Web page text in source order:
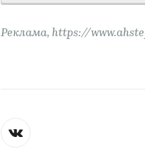
Реклама, https://